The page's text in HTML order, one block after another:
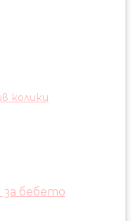
колики
за бебето